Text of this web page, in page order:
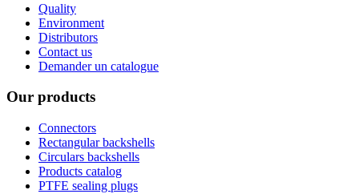
Quality
Environment
Distributors
Contact us
Demander un catalogue
Our products
Connectors
Rectangular backshells
Circulars backshells
Products catalog
PTFE sealing plugs